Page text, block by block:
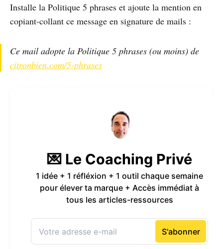
Installe la Politique 5 phrases et ajoute la mention en
copiant-collant ce message en signature de mails :
Ce mail adopte la Politique 5 phrases (ou moins) de
citronbien.com/5-phrases